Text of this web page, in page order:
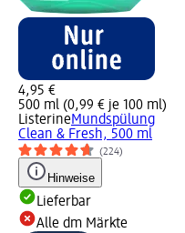
4,95 €
500 ml (0,99 € je 100 ml)
ListerineMundspülung
Clean & Fresh, 500 ml
(224)
Hinweise
Lieferbar
Alle dm Märkte